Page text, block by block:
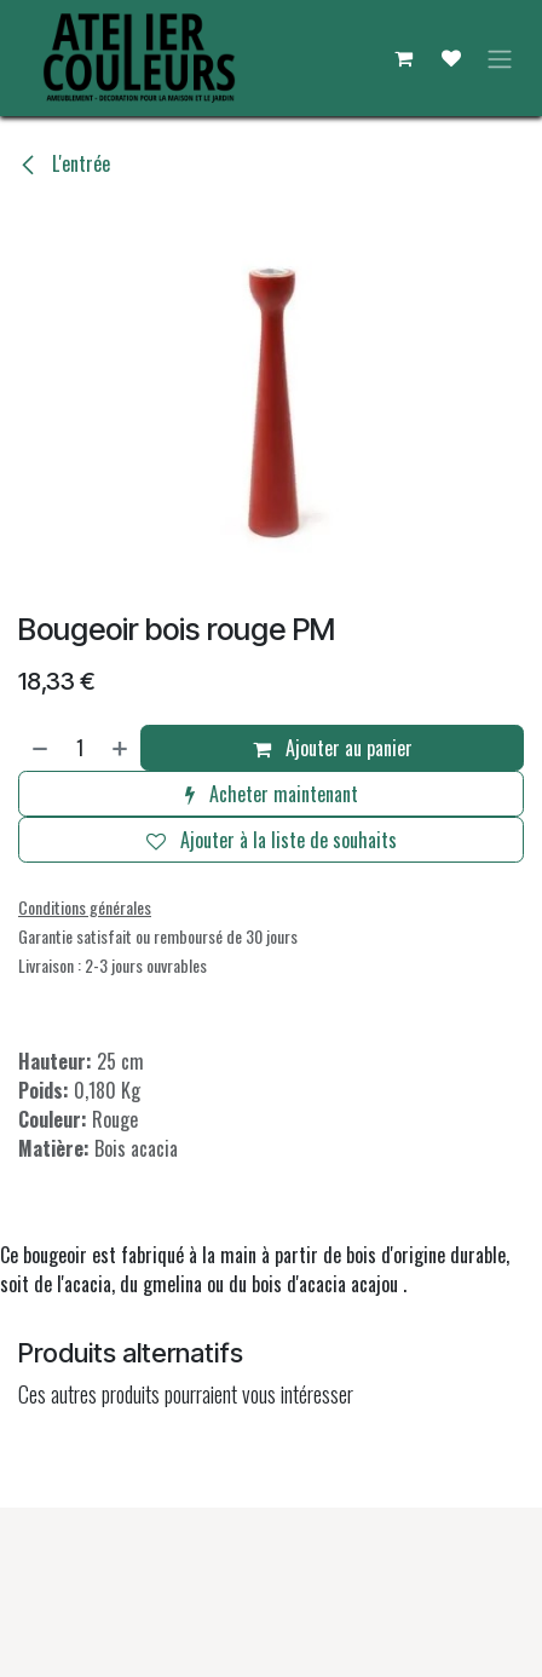
Se rendre au contenu
L'entrée
Bougeoir bois rouge PM
18,33 €
Ajouter au panier
Acheter maintenant
Ajouter à la liste de souhaits
Conditions générales
Garantie satisfait ou remboursé de 30 jours
Livraison : 2-3 jours ouvrables
Hauteur: 25 cm
Poids: 0,180 Kg
Couleur: Rouge
Matière: Bois acacia
Ce bougeoir est fabriqué à la main à partir de bois d'origine durable,
soit de l'acacia, du gmelina ou du bois d'acacia acajou .
Produits alternatifs
Ces autres produits pourraient vous intéresser